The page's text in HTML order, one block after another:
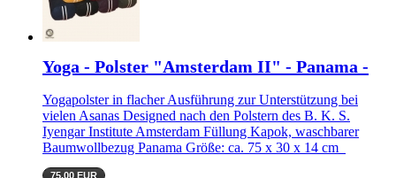
Yoga - Polster "Amsterdam II" - Panama -
Yogapolster in flacher Ausführung zur Unterstützung bei
vielen Asanas Designed nach den Polstern des B. K. S.
Iyengar Institute Amsterdam Füllung Kapok, waschbarer
Baumwollbezug Panama Größe: ca. 75 x 30 x 14 cm
75,00 EUR